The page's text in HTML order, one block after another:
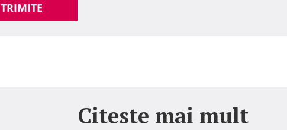
TRIMITE
Citeste mai mult